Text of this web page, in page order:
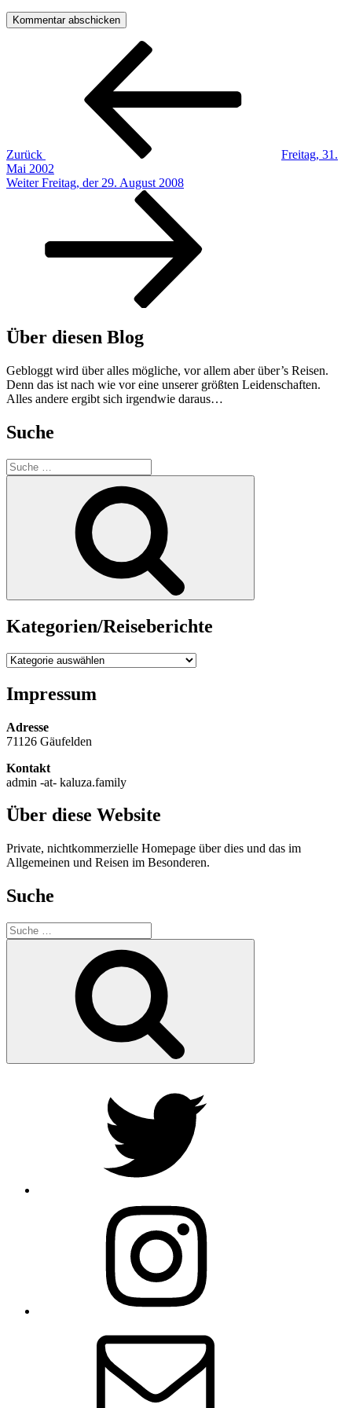
Beitragsnavigation
Zurück
Freitag, 31.
Mai 2002
Nächster
Weiter Freitag, der 29. August 2008
Über diesen Blog
Gebloggt wird über alles mögliche, vor allem aber über’s Reisen.
Denn das ist nach wie vor eine unserer größten Leidenschaften.
Alles andere ergibt sich irgendwie daraus…
Suche
Suche
nach:
Kategorien/Reiseberichte
Kategorien/Reiseberichte
Impressum
Adresse
71126 Gäufelden
Kontakt
admin -at- kaluza.family
Über diese Website
Private, nichtkommerzielle Homepage über dies und das im
Allgemeinen und Reisen im Besonderen.
Suche
Suche
nach: